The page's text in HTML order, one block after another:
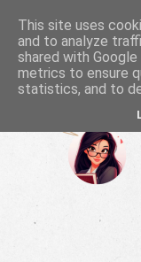
This site uses
and to analyze
shared with
metrics to ensure
statistics, and to